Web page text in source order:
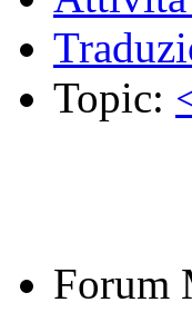
Topic:
Forum